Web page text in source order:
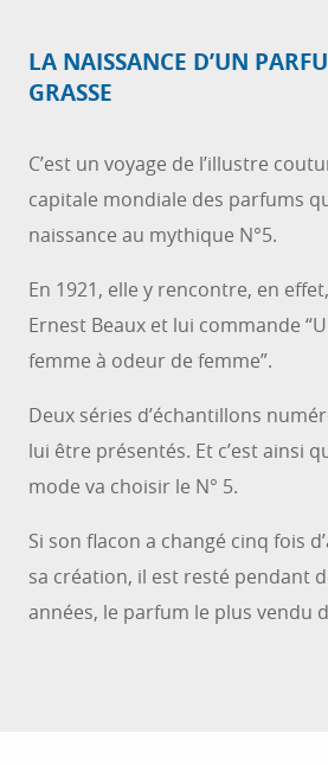
LA NAISSANCE D’UN
GRASSE
C’est un voyage de l’illustre
capitale mondiale des parfums
naissance au mythique N°5.
En 1921, elle y rencontre, en
Ernest Beaux et lui commande
femme à odeur de femme”.
Deux séries d’échantillons
lui être présentés. Et c’est ainsi
mode va choisir le N° 5.
Si son flacon a changé cinq fois
sa création, il est resté pendant
années, le parfum le plus vendu